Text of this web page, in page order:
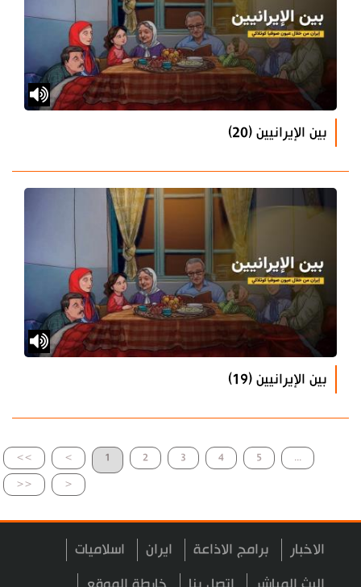
بين الإيرانيين (20)
بين الإيرانيين (19)
>> > 1 2 3 4 5 ...
<
<<
الاخبار برامج الاذاعة ايران اسلاميات